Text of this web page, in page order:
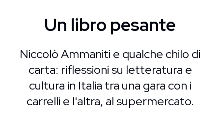
Un libro pesante
Niccolò Ammaniti e qualche chilo di
carta: riflessioni su letteratura e
cultura in Italia tra una gara con i
carrelli e l'altra, al supermercato.